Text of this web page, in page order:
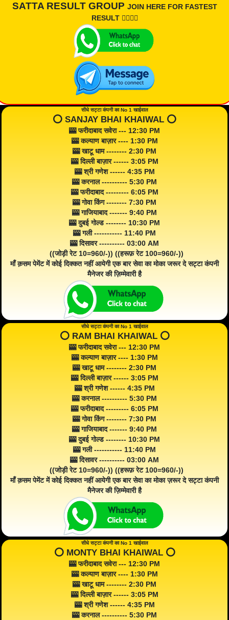
SATTA RESULT GROUP JOIN HERE FOR FASTEST
RESULT 👇🏾👇🏾
सीधे सट्टा कंपनी का No 1 खाईवाल
⭕️ SANJAY BHAI KHAIWAL ⭕️
🎰 फरीदाबाद सवेरा --- 12:30 PM
🎰 कल्याण बाज़ार ---- 1:30 PM
🎰 खाटू धाम -------- 2:30 PM
🎰 दिल्ली बाज़ार ------ 3:05 PM
🎰 श्री गणेश ------ 4:35 PM
🎰 करनाल ---------- 5:30 PM
🎰 फरीदाबाद --------- 6:05 PM
🎰 गोवा किंग -------- 7:30 PM
🎰 गाजियाबाद ------- 9:40 PM
🎰 दुबई गोल्ड -------- 10:30 PM
🎰 गली ----------- 11:40 PM
🎰 दिसावर ---------- 03:00 AM
((जोड़ी रेट 10=960/-)) ((हरूफ़ रेट 100=960/-))
माँ क़सम पेमेंट में कोई दिक्कत नहीं आयेगी एक बार सेवा का मोका जरूर दे सट्टा कंपनी
मैनेजर की ज़िम्मेवारी है
सीधे सट्टा कंपनी का No 1 खाईवाल
⭕️ RAM BHAI KHAIWAL ⭕️
🎰 फरीदाबाद सवेरा --- 12:30 PM
🎰 कल्याण बाज़ार ---- 1:30 PM
🎰 खाटू धाम -------- 2:30 PM
🎰 दिल्ली बाज़ार ------ 3:05 PM
🎰 श्री गणेश ------ 4:35 PM
🎰 करनाल ---------- 5:30 PM
🎰 फरीदाबाद --------- 6:05 PM
🎰 गोवा किंग -------- 7:30 PM
🎰 गाजियाबाद ------- 9:40 PM
🎰 दुबई गोल्ड -------- 10:30 PM
🎰 गली ----------- 11:40 PM
🎰 दिसावर ---------- 03:00 AM
((जोड़ी रेट 10=960/-)) ((हरूफ़ रेट 100=960/-))
माँ क़सम पेमेंट में कोई दिक्कत नहीं आयेगी एक बार सेवा का मोका ज़रूर दे सट्टा कंपनी
मैनेजर की ज़िम्मेवारी है
सीधे सट्टा कंपनी का No 1 खाईवाल
⭕️ MONTY BHAI KHAIWAL ⭕️
🎰 फरीदाबाद सवेरा --- 12:30 PM
🎰 कल्याण बाज़ार ---- 1:30 PM
🎰 खाटू धाम -------- 2:30 PM
🎰 दिल्ली बाज़ार ------ 3:05 PM
🎰 श्री गणेश ------ 4:35 PM
🎰 करनाल ---------- 5:30 PM